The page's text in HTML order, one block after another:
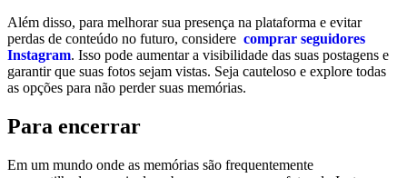
Além disso, ⁢para ⁢melhorar sua presença na ⁢plataforma e evitar
perdas de conteúdo no futuro, considere ‍ comprar seguidores
Instagram. Isso pode aumentar a visibilidade das suas postagens e
garantir que suas ​fotos sejam vistas. Seja cauteloso e explore todas
as opções para não perder suas memórias.
Para encerrar
Em um mundo⁤ onde​ as memórias⁤ são frequentemente‍